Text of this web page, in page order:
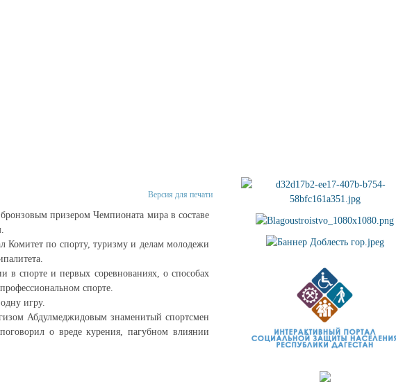
Версия для печати
призером Чемпионата мира в составе
Комитет по спорту, туризму и делам молодежи
в спорте и первых соревнованиях, о способах
спорте.
игру.
Абдулмеджидовым знаменитый спортсмен
о вреде курения, пагубном влиянии